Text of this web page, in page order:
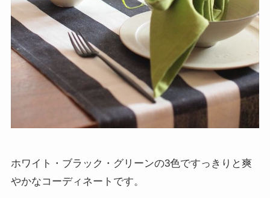
ホワイト・ブラック・グリーンの3色ですっきりと爽
やかなコーディネートです。